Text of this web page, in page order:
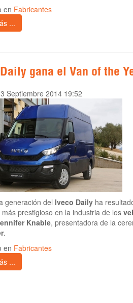
en Fabricantes
...
gana el Van of the
Septiembre 2014 19:52
generación del Iveco Daily ha
prestigioso en la industria de los
Knable, presentadora de la
.
en Fabricantes
...